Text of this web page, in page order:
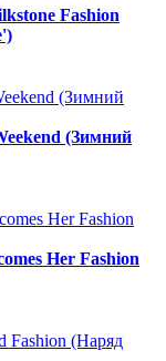
Fashion
(Зимний
Her Fashion